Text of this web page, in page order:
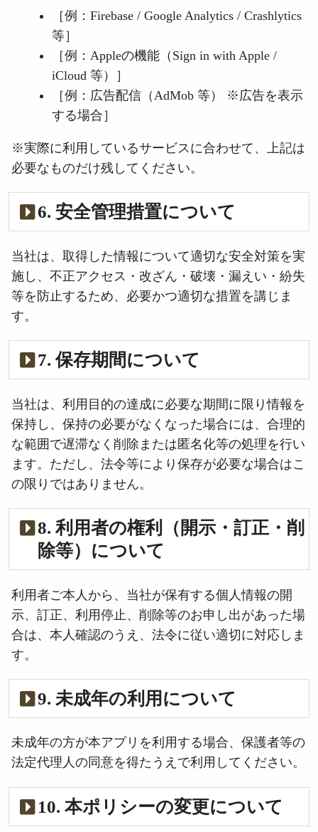
［例：Firebase / Google Analytics / Crashlytics
等］
［例：Appleの機能（Sign in with Apple /
iCloud 等）］
［例：広告配信（AdMob 等） ※広告を表示
する場合］
※実際に利用しているサービスに合わせて、上記は
必要なものだけ残してください。
6. 安全管理措置について
当社は、取得した情報について適切な安全対策を実
施し、不正アクセス・改ざん・破壊・漏えい・紛失
等を防止するため、必要かつ適切な措置を講じま
す。
7. 保存期間について
当社は、利用目的の達成に必要な期間に限り情報を
保持し、保持の必要がなくなった場合には、合理的
な範囲で遅滞なく削除または匿名化等の処理を行い
ます。ただし、法令等により保存が必要な場合はこ
の限りではありません。
8. 利用者の権利（開示・訂正・削
除等）について
利用者ご本人から、当社が保有する個人情報の開
示、訂正、利用停止、削除等のお申し出があった場
合は、本人確認のうえ、法令に従い適切に対応しま
す。
9. 未成年の利用について
未成年の方が本アプリを利用する場合、保護者等の
法定代理人の同意を得たうえで利用してください。
10. 本ポリシーの変更について